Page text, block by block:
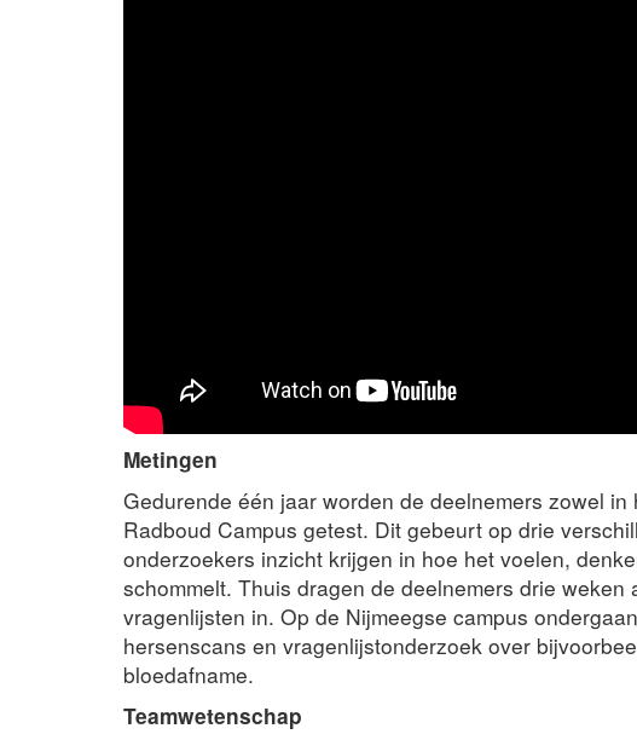
Metingen
Gedurende één jaar worden de deelnemers zowel
Radboud Campus getest. Dit gebeurt op drie
onderzoekers inzicht krijgen in hoe het voelen,
schommelt. Thuis dragen de deelnemers drie weken
vragenlijsten in. Op de Nijmeegse campus
hersenscans en vragenlijstonderzoek over
bloedafname.
Teamwetenschap